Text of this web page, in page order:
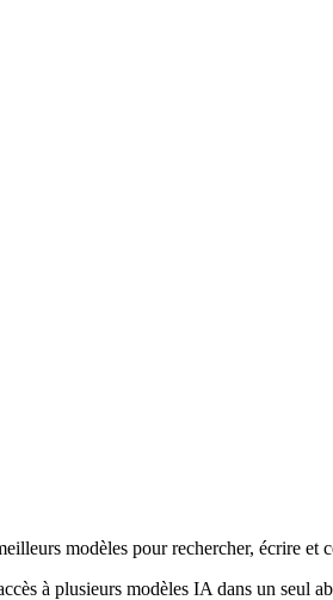
modèles pour rechercher, écrire et
à plusieurs modèles IA dans un